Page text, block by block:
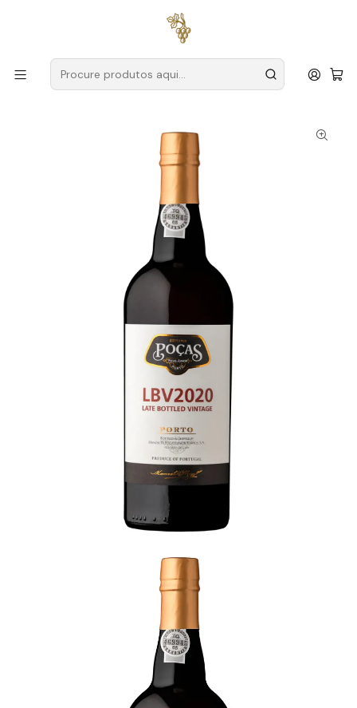
para encomendas a partir de
Produtores Douro
Poças
Poças Porto L.B.V. 2020 75cl